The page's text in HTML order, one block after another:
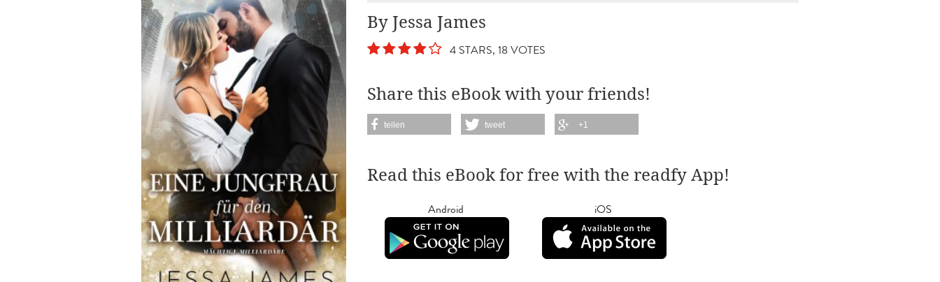
By Jessa James
4 STARS, 18 VOTES
Share this eBook with your friends!
teilen tweet +1
Read this eBook for free with the readfy App!
Android iOS